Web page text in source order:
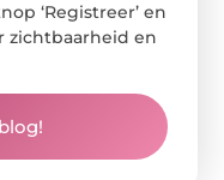
‘Registreer’ en
zichtbaarheid en